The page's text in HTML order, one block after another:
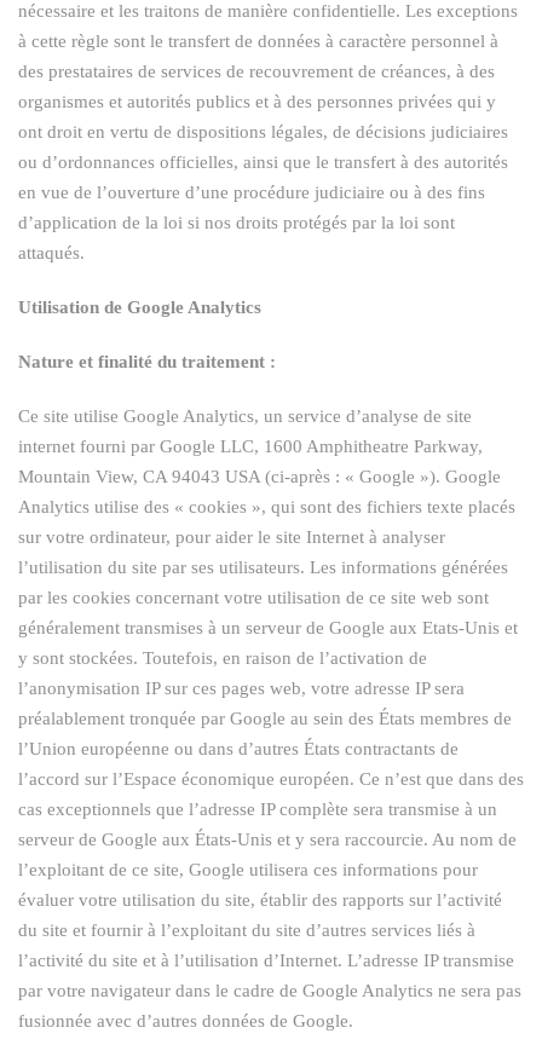
nécessaire et les traitons de manière confidentielle. Les exceptions
à cette règle sont le transfert de données à caractère personnel à
des prestataires de services de recouvrement de créances, à des
organismes et autorités publics et à des personnes privées qui y
ont droit en vertu de dispositions légales, de décisions judiciaires
ou d’ordonnances officielles, ainsi que le transfert à des autorités
en vue de l’ouverture d’une procédure judiciaire ou à des fins
d’application de la loi si nos droits protégés par la loi sont
attaqués.
Utilisation de Google Analytics
Nature et finalité du traitement :
Ce site utilise Google Analytics, un service d’analyse de site
internet fourni par Google LLC, 1600 Amphitheatre Parkway,
Mountain View, CA 94043 USA (ci-après : « Google »). Google
Analytics utilise des « cookies », qui sont des fichiers texte placés
sur votre ordinateur, pour aider le site Internet à analyser
l’utilisation du site par ses utilisateurs. Les informations générées
par les cookies concernant votre utilisation de ce site web sont
généralement transmises à un serveur de Google aux Etats-Unis et
y sont stockées. Toutefois, en raison de l’activation de
l’anonymisation IP sur ces pages web, votre adresse IP sera
préalablement tronquée par Google au sein des États membres de
l’Union européenne ou dans d’autres États contractants de
l’accord sur l’Espace économique européen. Ce n’est que dans des
cas exceptionnels que l’adresse IP complète sera transmise à un
serveur de Google aux États-Unis et y sera raccourcie. Au nom de
l’exploitant de ce site, Google utilisera ces informations pour
évaluer votre utilisation du site, établir des rapports sur l’activité
du site et fournir à l’exploitant du site d’autres services liés à
l’activité du site et à l’utilisation d’Internet. L’adresse IP transmise
par votre navigateur dans le cadre de Google Analytics ne sera pas
fusionnée avec d’autres données de Google.